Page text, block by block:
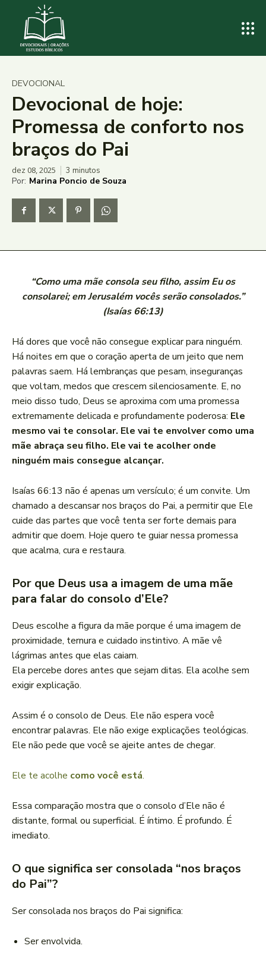
DEVOCIONAL
Devocional de hoje:
Promessa de conforto nos
braços do Pai
dez 08, 2025 3 minutos
Por: Marina Poncio de Souza
“Como uma mãe consola seu filho, assim Eu os
consolarei; em Jerusalém vocês serão consolados.”
(Isaías 66:13)
Há dores que você não consegue explicar para ninguém.
Há noites em que o coração aperta de um jeito que nem
palavras saem. Há lembranças que pesam, inseguranças
que voltam, medos que crescem silenciosamente. E, no
meio disso tudo, Deus se aproxima com uma promessa
extremamente delicada e profundamente poderosa: Ele
mesmo vai te consolar. Ele vai te envolver como uma
mãe abraça seu filho. Ele vai te acolher onde
ninguém mais consegue alcançar.
Isaías 66:13 não é apenas um versículo; é um convite. Um
chamado a descansar nos braços do Pai, a permitir que Ele
cuide das partes que você tenta ser forte demais para
admitir que doem. Hoje quero te guiar nessa promessa
que acalma, cura e restaura.
Por que Deus usa a imagem de uma mãe
para falar do consolo d’Ele?
Deus escolhe a figura da mãe porque é uma imagem de
proximidade, ternura e cuidado instintivo. A mãe vê
lágrimas antes que elas caiam.
Ela percebe dores antes que sejam ditas. Ela acolhe sem
exigir explicação.
Assim é o consolo de Deus. Ele não espera você
encontrar palavras. Ele não exige explicações teológicas.
Ele não pede que você se ajeite antes de chegar.
Ele te acolhe como você está.
Essa comparação mostra que o consolo d’Ele não é
distante, formal ou superficial. É íntimo. É profundo. É
imediato.
O que significa ser consolada “nos braços
do Pai”?
Ser consolada nos braços do Pai significa:
Ser envolvida.